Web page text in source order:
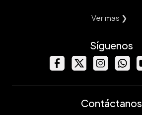
Ver mas ❯
Síguenos
Contáctanos